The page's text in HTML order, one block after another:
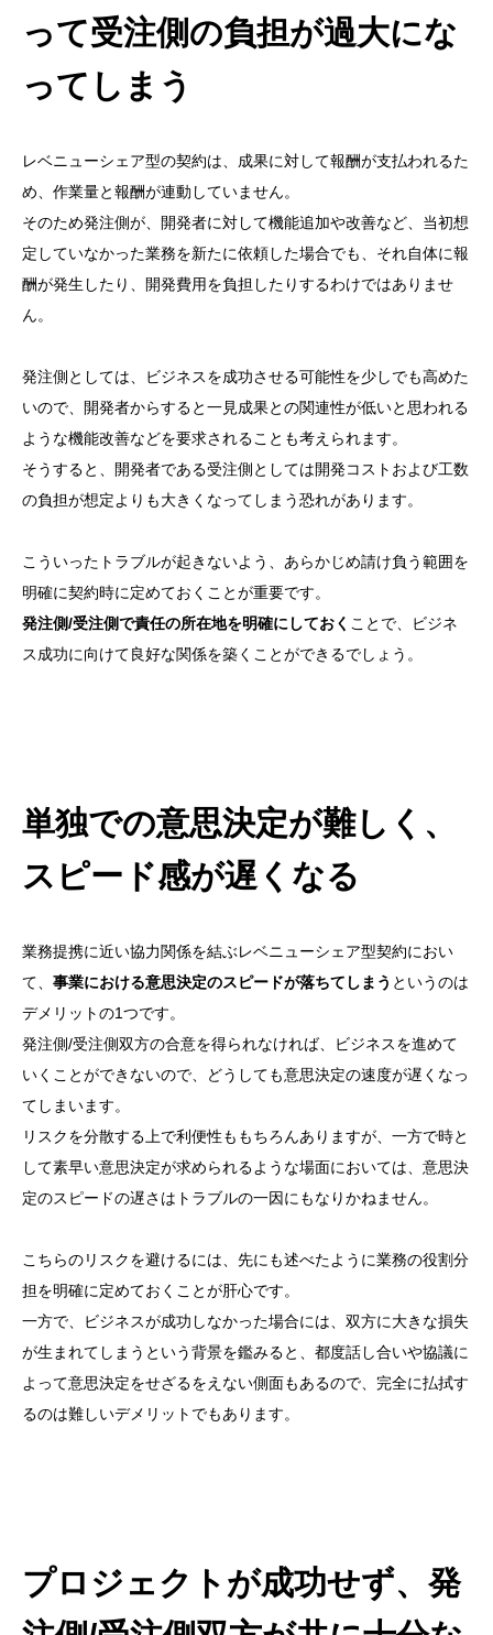
って受注側の負担が過大にな
ってしまう
レベニューシェア型の契約は、成果に対して報酬が支払われるた
め、作業量と報酬が連動していません。
そのため発注側が、開発者に対して機能追加や改善など、当初想
定していなかった業務を新たに依頼した場合でも、それ自体に報
酬が発生したり、開発費用を負担したりするわけではありませ
ん。
発注側としては、ビジネスを成功させる可能性を少しでも高めた
いので、開発者からすると一見成果との関連性が低いと思われる
ような機能改善などを要求されることも考えられます。
そうすると、開発者である受注側としては開発コストおよび工数
の負担が想定よりも大きくなってしまう恐れがあります。
こういったトラブルが起きないよう、あらかじめ請け負う範囲を
明確に契約時に定めておくことが重要です。
発注側/受注側で責任の所在地を明確にしておく ことで、ビジネ
ス成功に向けて良好な関係を築くことができるでしょう。
単独での意思決定が難しく、
スピード感が遅くなる
業務提携に近い協力関係を結ぶレベニューシェア型契約におい
て、 事業における意思決定のスピードが落ちてしまう というのは
デメリットの1つです。
発注側/受注側双方の合意を得られなければ、ビジネスを進めて
いくことができないので、どうしても意思決定の速度が遅くなっ
てしまいます。
リスクを分散する上で利便性ももちろんありますが、一方で時と
して素早い意思決定が求められるような場面においては、意思決
定のスピードの遅さはトラブルの一因にもなりかねません。
こちらのリスクを避けるには、先にも述べたように業務の役割分
担を明確に定めておくことが肝心です。
一方で、ビジネスが成功しなかった場合には、双方に大きな損失
が生まれてしまうという背景を鑑みると、都度話し合いや協議に
よって意思決定をせざるをえない側面もあるので、完全に払拭す
るのは難しいデメリットでもあります。
プロジェクトが成功せず、発